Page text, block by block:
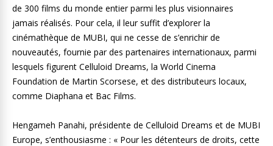
de 300 films du monde entier parmi les plus visionnaires
jamais réalisés. Pour cela, il leur suffit d’explorer la
cinémathèque de MUBI, qui ne cesse de s’enrichir de
nouveautés, fournie par des partenaires internationaux, parmi
lesquels figurent Celluloid Dreams, la World Cinema
Foundation de Martin Scorsese, et des distributeurs locaux,
comme Diaphana et Bac Films.
Hengameh Panahi, présidente de Celluloid Dreams et de MUBI
Europe, s’enthousiasme : « Pour les détenteurs de droits, cette